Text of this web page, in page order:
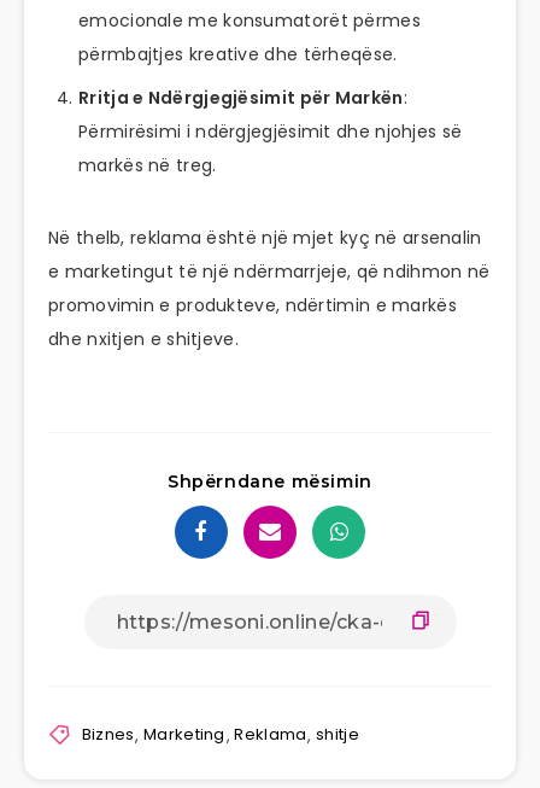
emocionale me konsumatorët përmes
përmbajtjes kreative dhe tërheqëse.
Rritja e Ndërgjegjësimit për Markën:
Përmirësimi i ndërgjegjësimit dhe njohjes së
markës në treg.
Në thelb, reklama është një mjet kyç në arsenalin
e marketingut të një ndërmarrjeje, që ndihmon në
promovimin e produkteve, ndërtimin e markës
dhe nxitjen e shitjeve.
Shpërndane mësimin
Biznes,Marketing,Reklama,shitje